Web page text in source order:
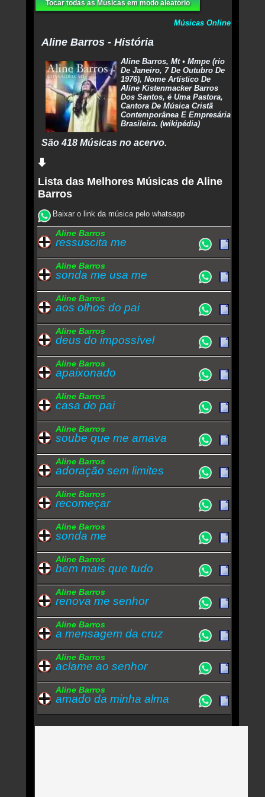
Tocar todas as Músicas em modo aleatório
Músicas Online
Aline Barros - História
Aline Barros, Mt • Mmpe (rio
De Janeiro, 7 De Outubro De
1976), Nome Artístico De
Aline Kistenmacker Barros
Dos Santos, é Uma Pastora,
Cantora De Música Cristã
Contemporânea E Empresária
Brasileira. (wikipédia)
São 418 Músicas no acervo.
Lista das Melhores Músicas de Aline
Barros
Baixar o link da música pelo whatsapp
Aline Barros
ressuscita me
Aline Barros
sonda me usa me
Aline Barros
aos olhos do pai
Aline Barros
deus do impossível
Aline Barros
apaixonado
Aline Barros
casa do pai
Aline Barros
soube que me amava
Aline Barros
adoração sem limites
Aline Barros
recomeçar
Aline Barros
sonda me
Aline Barros
bem mais que tudo
Aline Barros
renova me senhor
Aline Barros
a mensagem da cruz
Aline Barros
aclame ao senhor
Aline Barros
amado da minha alma